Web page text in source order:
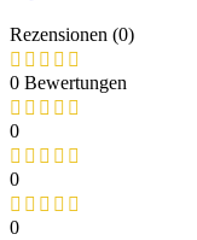
Rezensionen (0)
0 Bewertungen
0
0
0